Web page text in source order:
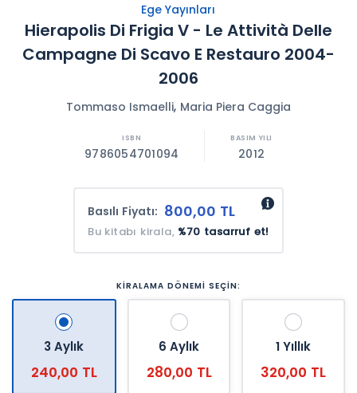
Ege Yayınları
Hierapolis Di Frigia V - Le Attività Delle
Campagne Di Scavo E Restauro 2004-
2006
Tommaso Ismaelli, Maria Piera Caggia
9786054701094 2012
Basılı Fiyatı: 800,00 TL
Bu kitabı kirala, %70 tasarruf et!
KİRALAMA DÖNEMİ SEÇİN:
3 Aylık
240,00 TL
6 Aylık
280,00 TL
1 Yıllık
320,00 TL